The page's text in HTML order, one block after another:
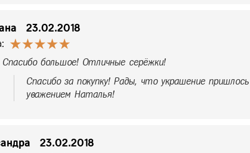
23.02.2018
Спасибо большое! Отличные серёжки!
Спасибо за покупку! Рады, что украшение
уважением Наталья!
23.02.2018